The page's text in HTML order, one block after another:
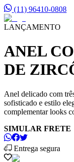
(11) 96410-0808
LANÇAMENTO
ANEL
DE
Anel delicado com
sofisticado e estilo
complementar looks
SIMULAR FRETE
Entrega segura